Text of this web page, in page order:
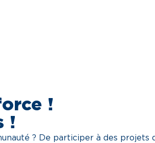
!
!
? De participer à des projets